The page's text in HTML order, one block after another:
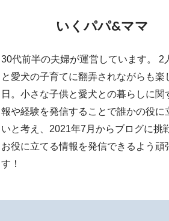
いくパパ&ママ
30代前半の夫婦が運営しています。 2
と愛犬の子育てに翻弄されながらも楽
日。小さな子供と愛犬との暮らしに関
報や経験を発信することで誰かの役に
いと考え、2021年7月からブログに挑
お役に立てる情報を発信できるよう頑
す！